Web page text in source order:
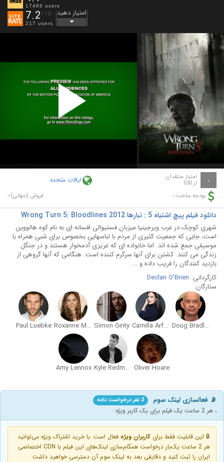
17466 users
7.2 /10
217 users
امتیاز دهید
Play
Video
- امتیاز منتقدان
از 100 ایالات متحده
بودجه ساخت:- فروش (جهانی):-
دانلود فیلم پیچ اشتباه 5 : تبارها Wrong Turn 5: Bloodlines 2012
شهری کوچک در غرب ویرجینیا میزبان فستیوالی افسانه ای به نام کوه هالووین
است، جایی که جمعیت کثیری از مردم با لباسهایی بخصوص برای شبی همراه با
موسیقی جمع شده اند. اما خانواده ای که غریزی آدمخوار هستند و در جنگل
زندگی می کنند. کشتن برای آنها سرگرم کننده است. هنگامی که آنها گروهی از
بازدید کنندگان را فریب داده و ...
کارگردانی: Declan O'Brien
ستارگان:
Doug Bradley
Camilla Arfwedson
Simon Ginty
Roxanne McKee
Paul Luebke
Oliver Hoare
Kyle Redmond-Jones
Amy Lennox
📡 فعالسازی لینک سوم 2 نفر درخواست داده
، هر 2 ساعت یک فیلم برای یک کاربر ویژه
🔒 این قابلیت فقط برای کاربران ویژه فعال است. با خرید اشتراک ویژه می‌توانید
هر 2 ساعت یک‌بار درخواست همگام‌سازی لینک‌های این فیلم با CDN اختصاصی
ایران را ثبت کنید و دقایقی بعد به لینک سوم آن دسترسی خواهید داشت